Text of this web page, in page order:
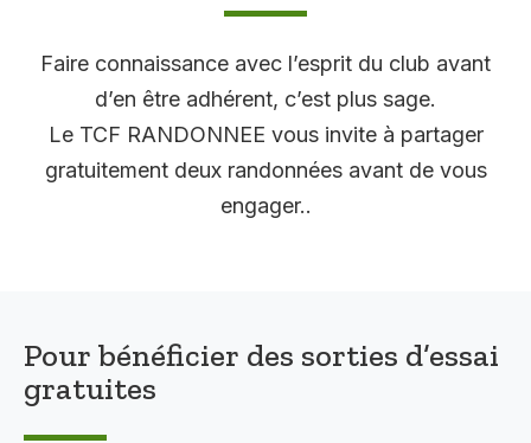
Faire connaissance avec l’esprit du club avant
d’en être adhérent, c’est plus sage.
Le TCF RANDONNEE vous invite à partager
gratuitement deux randonnées avant de vous
engager..
Pour bénéficier des sorties d’essai
gratuites